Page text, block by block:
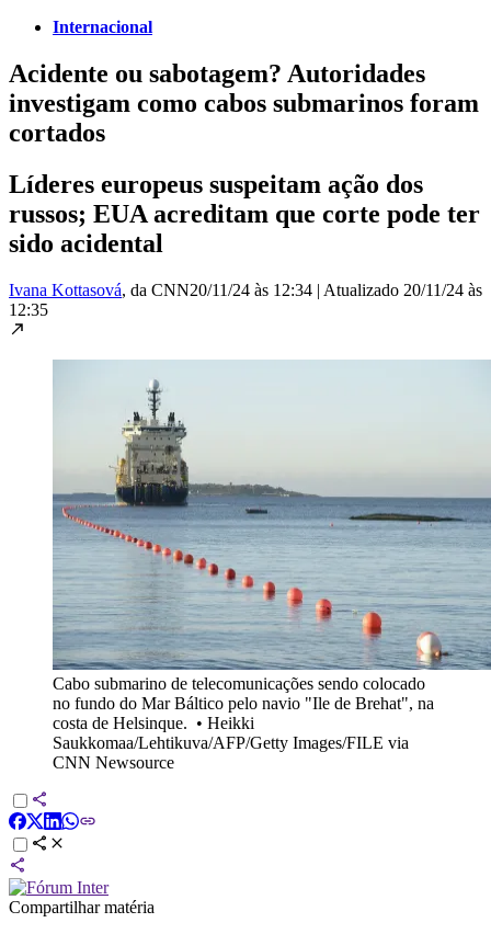
Internacional
Acidente ou sabotagem? Autoridades
investigam como cabos submarinos foram
cortados
Líderes europeus suspeitam ação dos
russos; EUA acreditam que corte pode ter
sido acidental
Ivana Kottasová, da CNN20/11/24 às 12:34 | Atualizado 20/11/24 às
12:35
Cabo submarino de telecomunicações sendo colocado
no fundo do Mar Báltico pelo navio "Ile de Brehat", na
costa de Helsinque. • Heikki
Saukkomaa/Lehtikuva/AFP/Getty Images/FILE via
CNN Newsource
Compartilhar matéria